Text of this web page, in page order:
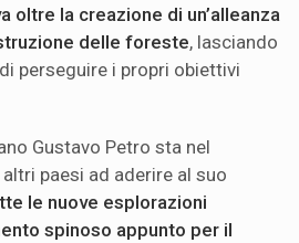
oltre la creazione di un’alleanza
delle foreste, lasciando
perseguire i propri obiettivi
Gustavo Petro sta nel
paesi ad aderire al suo
le nuove esplorazioni
spinoso appunto per il